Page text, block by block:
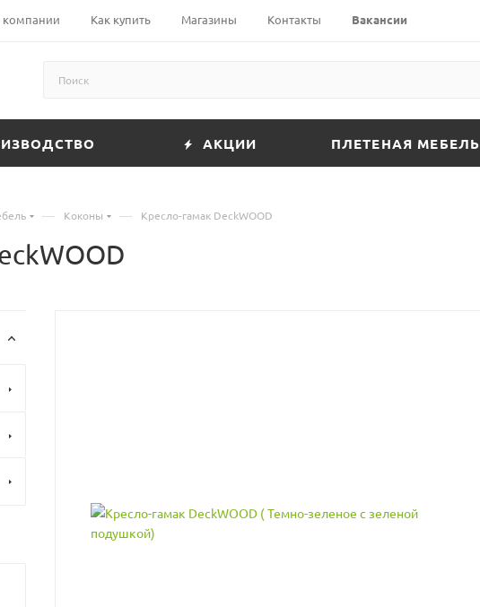
Как купить Магазины Контакты Вакансии
АКЦИИ ПЛЕТЕНАЯ МЕБЕЛЬ
— Коконы — Кресло-гамак DeckWOOD